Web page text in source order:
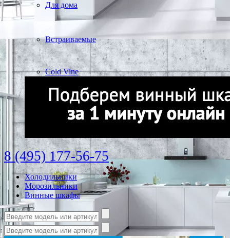
Для дома
Встраиваемые
Cold Vine
8 (495) 177-56-75
Холодильники
Морозильники
Винные шкафы